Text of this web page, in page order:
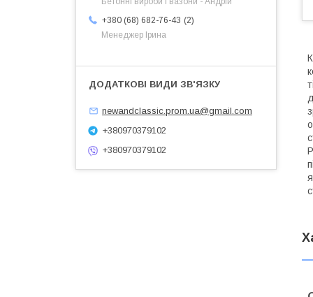
+380 (68) 682-76-43
2
Менеджер Ірина
newandclassic.prom.ua@gmail.com
+380970379102
+380970379102